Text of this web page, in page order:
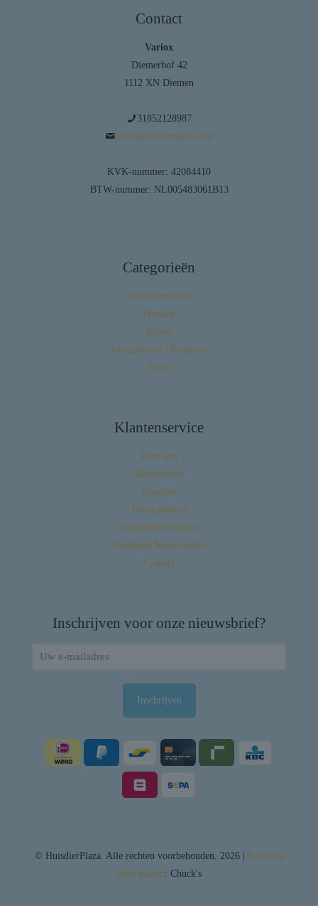
Contact
Variox
Diemerhof 42
1112 XN Diemen
31852128987
info@huisdierplaza.com
KVK-nummer: 42084410
BTW-nummer: NL005483061B13
Categorieën
Ons assortiment
Honden
Katten
Knaagdieren / Konijnen
Vogels
Klantenservice
Over ons
Retourneren
Klachten
Privacybeleid
Veelgestelde vragen
Algemene Voorwaarden
Contact
Inschrijven voor onze nieuwsbrief?
© HuisdierPlaza. Alle rechten voorbehouden. 2026 | Webshop
laten maken: Chuck's